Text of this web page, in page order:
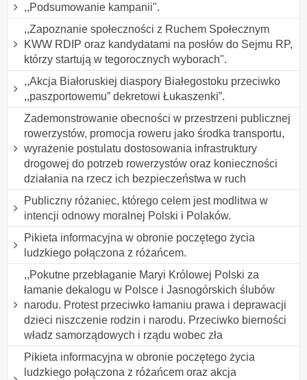
,,Podsumowanie kampanii".
,,Zapoznanie społeczności z Ruchem Społecznym
KWW RDIP oraz kandydatami na posłów do Sejmu RP,
którzy startują w tegorocznych wyborach".
,,Akcja Białoruskiej diaspory Białegostoku przeciwko
,,paszportowemu” dekretowi Łukaszenki”.
Zademonstrowanie obecności w przestrzeni publicznej
rowerzystów, promocja roweru jako środka transportu,
wyrażenie postulatu dostosowania infrastruktury
drogowej do potrzeb rowerzystów oraz konieczności
działania na rzecz ich bezpieczeństwa w ruch
Publiczny różaniec, którego celem jest modlitwa w
intencji odnowy moralnej Polski i Polaków.
Pikieta informacyjna w obronie poczętego życia
ludzkiego połączona z różańcem.
,,Pokutne przebłaganie Maryi Królowej Polski za
łamanie dekalogu w Polsce i Jasnogórskich ślubów
narodu. Protest przeciwko łamaniu prawa i deprawacji
dzieci niszczenie rodzin i narodu. Przeciwko bierności
władz samorządowych i rządu wobec zła
Pikieta informacyjna w obronie poczętego życia
ludzkiego połączona z różańcem oraz akcja